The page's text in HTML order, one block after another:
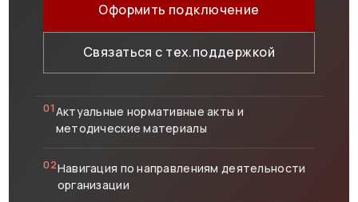
Оформить подключение
Связаться с тех.поддержкой
01Актуальные нормативные акты и
методические материалы
02Навигация по направлениям деятельности
организации